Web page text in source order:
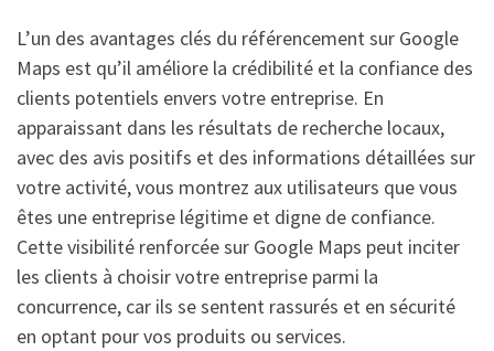
L’un des avantages clés du référencement sur Google
Maps est qu’il améliore la crédibilité et la confiance des
clients potentiels envers votre entreprise. En
apparaissant dans les résultats de recherche locaux,
avec des avis positifs et des informations détaillées sur
votre activité, vous montrez aux utilisateurs que vous
êtes une entreprise légitime et digne de confiance.
Cette visibilité renforcée sur Google Maps peut inciter
les clients à choisir votre entreprise parmi la
concurrence, car ils se sentent rassurés et en sécurité
en optant pour vos produits ou services.